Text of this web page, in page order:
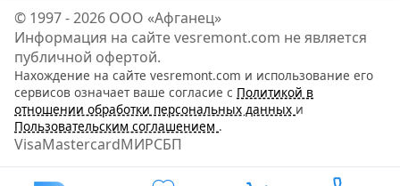
© 1997 - 2026 ООО «Афганец»
Информация на сайте vesremont.com не является
публичной офертой.
Нахождение на сайте vesremont.com и использование его
сервисов означает ваше согласие с Политикой в
отношении обработки персональных данных и
Пользовательским соглашением .
VisaMastercardМИРСБП